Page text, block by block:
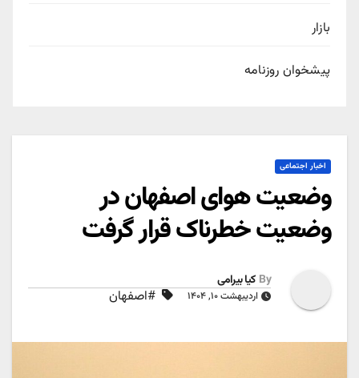
بازار
پیشخوان روزنامه
اخبار اجتماعی
وضعیت هوای اصفهان در
وضعیت خطرناک قرار گرفت
By کیا بیرامی
اردیبهشت ۱۰, ۱۴۰۴ #اصفهان